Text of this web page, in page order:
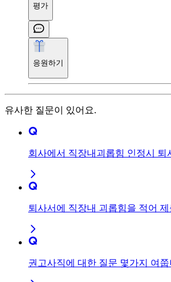
평가
응원하기
유사한 질문이 있어요.
회사에서 직장내괴롭힘 인정시 퇴
퇴사서에 직장내 괴롭힘을 적어
권고사직에 대한 질문 몇가지 여